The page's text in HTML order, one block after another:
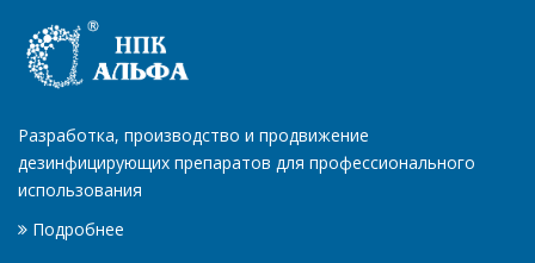
Разработка, производство и продвижение
дезинфицирующих препаратов для профессионального
использования
Подробнее